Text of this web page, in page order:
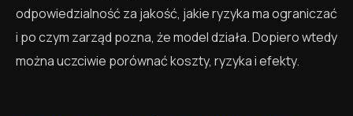
odpowiedzialność za jakość, jakie ryzyka ma ograniczać
i po czym zarząd pozna, że model działa. Dopiero wtedy
można uczciwie porównać koszty, ryzyka i efekty.